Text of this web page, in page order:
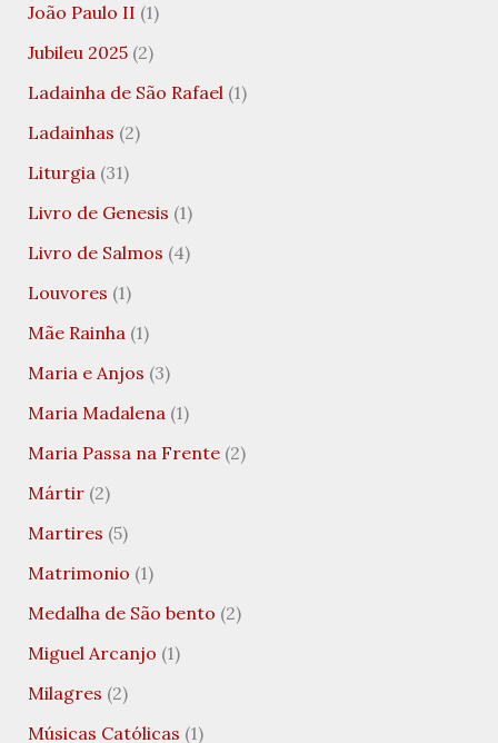
João Paulo II (1)
Jubileu 2025(2)
Ladainha de São Rafael(1)
Ladainhas (2)
Liturgia(31)
Livro de Genesis (1)
Livro de Salmos (4)
Louvores (1)
Mãe Rainha(1)
Maria e Anjos (3)
Maria Madalena(1)
Maria Passa na Frente(2)
Mártir(2)
Martires (5)
Matrimonio (1)
Medalha de São bento (2)
Miguel Arcanjo (1)
Milagres (2)
Músicas Católicas (1)